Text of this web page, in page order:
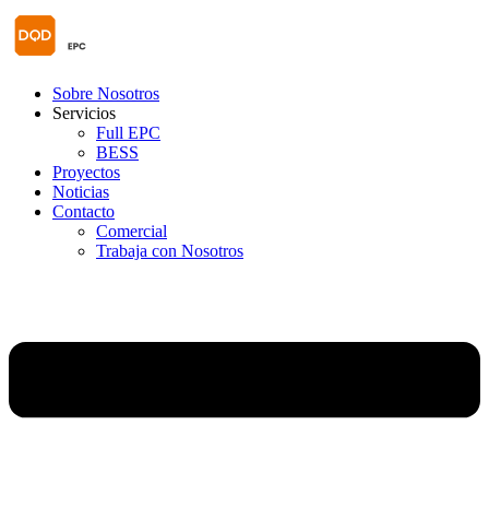
Sobre Nosotros
Servicios
Full EPC
BESS
Proyectos
Noticias
Contacto
Comercial
Trabaja con Nosotros